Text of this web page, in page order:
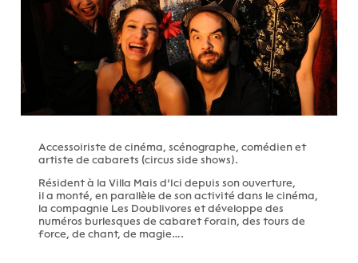
Accessoiriste de cinéma, scénographe, comédien et
artiste de cabarets (circus side shows).
Résident à la Villa Mais d’Ici depuis son ouverture,
il a monté, en parallèle de son activité dans le cinéma,
la compagnie Les Doublivores et développe des
numéros burlesques de cabaret forain, des tours de
force, de chant, de magie….